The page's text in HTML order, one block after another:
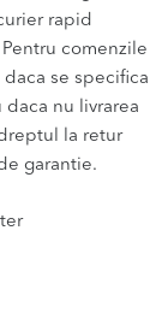
rapid
comenzile
daca se specifica
nu livrarea
la retur
garantie.